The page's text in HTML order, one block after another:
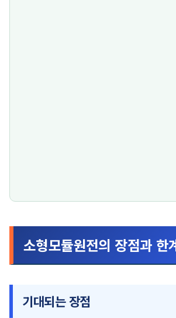
소형모듈원전의 장점과 한
기대되는 장점